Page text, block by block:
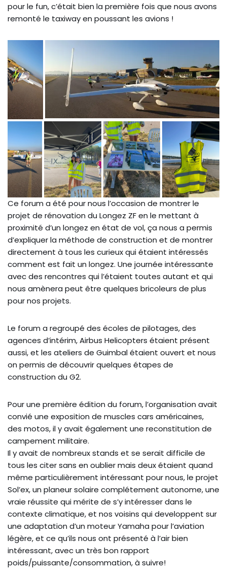
pour le fun, c’était bien la première fois que nous avons
remonté le taxiway en poussant les avions !
Ce forum a été pour nous l’occasion de montrer le
projet de rénovation du Longez ZF en le mettant à
proximité d’un longez en état de vol, ça nous a permis
d’expliquer la méthode de construction et de montrer
directement à tous les curieux qui étaient intéressés
comment est fait un longez. Une journée intéressante
avec des rencontres qui l’étaient toutes autant et qui
nous amènera peut être quelques bricoleurs de plus
pour nos projets.
Le forum a regroupé des écoles de pilotages, des
agences d’intérim, Airbus Helicopters étaient présent
aussi, et les ateliers de Guimbal étaient ouvert et nous
on permis de découvrir quelques étapes de
construction du G2.
Pour une première édition du forum, l’organisation avait
convié une exposition de muscles cars américaines,
des motos, il y avait également une reconstitution de
campement militaire.
Il y avait de nombreux stands et se serait difficile de
tous les citer sans en oublier mais deux étaient quand
même particulièrement intéressant pour nous, le projet
Sol’ex, un planeur solaire complétement autonome, une
vraie réussite qui mérite de s’y intéresser dans le
contexte climatique, et nos voisins qui developpent sur
une adaptation d’un moteur Yamaha pour l’aviation
légère, et ce qu’ils nous ont présenté à l’air bien
intéressant, avec un très bon rapport
poids/puissante/consommation, à suivre!